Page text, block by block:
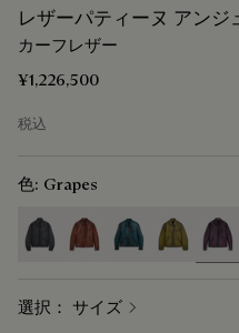
レザーパティーヌ アンジ
カーフレザー
¥1,226,500
税込
色: Grapes
選択： サイズ